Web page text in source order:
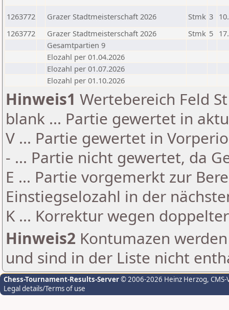
1263772 Grazer Stadtmeisterschaft 2026 Stmk 3
1263772
Grazer Stadtmeisterschaft 2026 Stmk 5
Gesamtpartien 9
Elozahl per 01.04.2026
Elozahl per 01.07.2026
Elozahl per 01.10.2026
Hinweis1 Wertebereich Feld
blank ... Partie gewertet in
V ... Partie gewertet in
- ... Partie nicht gewertet, da
E ... Partie vorgemerkt zur
Einstiegselozahl in der
K ... Korrektur wegen
Hinweis2 Kontumazen
und sind in der Liste nicht
Chess-Tournament-Results-Server© 2006-2026 Heinz Herzog,
Legal details/Terms of use